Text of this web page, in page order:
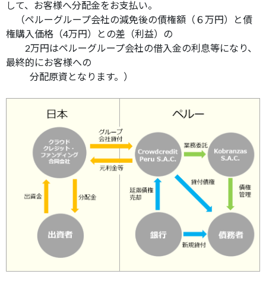
して、お客様へ分配金をお支払い。
（ペルーグループ会社の減免後の債権額（６万円）と債
権購入価格（4万円）との差（利益）の
2万円はペルーグループ会社の借入金の利息等になり、
最終的にお客様への
分配原資となります。）